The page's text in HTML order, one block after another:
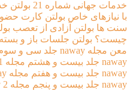
خدمات جهانی شماره 21
بولتن
با نیازهای خاص بولتن کارت
سنت ها بولتن آزادی از تعصب
چیست؟ بولتن جلسات باز و بسته NA
معن مجله naway جلد سی و سوم
naway جلد بیست و هشتم
مجله naway1 جلد بیست و هشتم
naway جلد بیست و هفتم
مجله naway جلد بیست و ششم
naway جلد بیست و پنجم
مجله 2 naway جلد بیست و پنجم